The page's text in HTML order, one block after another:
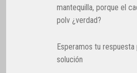
mantequilla, porque el
polv ¿verdad?
Esperamos tu
solución